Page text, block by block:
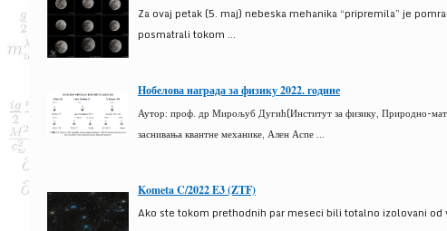
Za ovaj petak (5. maj) nebeska mehanika “pripremila” je
posmatrali tokom ...
Нобелова награда за физику 2022. године
Аутор: проф. др Мирољуб Дугић(Институт за физику, Природно-
заснивања квантне механике, Ален Аспе ...
Kometa C/2022 E3 (ZTF)
Ako ste tokom prethodnih par meseci bili totalno izolovani